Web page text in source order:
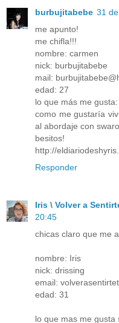
burbujitabebe 31
me apunto!
me chifla!!!
nombre: carmen
nick: burbujitabebe
mail:
edad: 27
lo que más me
como me gustaría
al abordaje con
besitos!
http://
Responder
Iris \ Volver a
20:45
chicas claro que me
nombre: Iris
nick: drissing
email:
edad: 31
lo que mas me